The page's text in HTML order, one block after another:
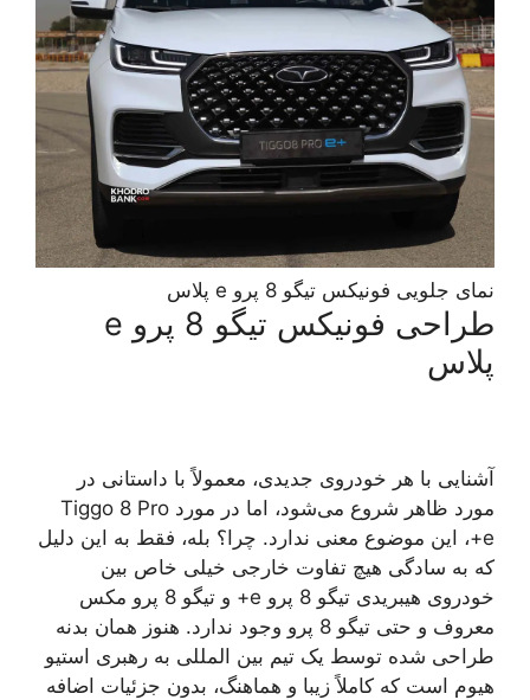
نمای جلویی فونیکس تیگو 8 پرو e پلاس
طراحی فونیکس تیگو 8 پرو e
پلاس
آشنایی با هر خودروی جدیدی، معمولاً با داستانی در
مورد ظاهر شروع می‌شود، اما در مورد Tiggo 8 Pro
e+، این موضوع معنی ندارد. چرا؟ بله، فقط به این دلیل
که به سادگی هیچ تفاوت خارجی خیلی خاص بین
خودروی هیبریدی تیگو 8 پرو e+ و تیگو 8 پرو مکس
معروف و حتی تیگو 8 پرو وجود ندارد. هنوز همان بدنه
طراحی شده توسط یک تیم بین المللی به رهبری استیو
هیوم است که کاملاً زیبا و هماهنگ، بدون جزئیات اضافه